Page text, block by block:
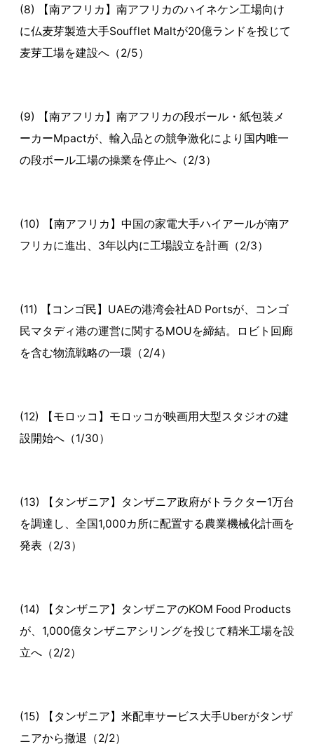
(8) 【南アフリカ】南アフリカのハイネケン工場向け
に仏麦芽製造大手Soufflet Maltが20億ランドを投じて
麦芽工場を建設へ（2/5）
(9) 【南アフリカ】南アフリカの段ボール・紙包装メ
ーカーMpactが、輸入品との競争激化により国内唯一
の段ボール工場の操業を停止へ（2/3）
(10) 【南アフリカ】中国の家電大手ハイアールが南ア
フリカに進出、3年以内に工場設立を計画（2/3）
(11) 【コンゴ民】UAEの港湾会社AD Portsが、コンゴ
民マタディ港の運営に関するMOUを締結。ロビト回廊
を含む物流戦略の一環（2/4）
(12) 【モロッコ】モロッコが映画用大型スタジオの建
設開始へ（1/30）
(13) 【タンザニア】タンザニア政府がトラクター1万台
を調達し、全国1,000カ所に配置する農業機械化計画を
発表（2/3）
(14) 【タンザニア】タンザニアのKOM Food Products
が、1,000億タンザニアシリングを投じて精米工場を設
立へ（2/2）
(15) 【タンザニア】米配車サービス大手Uberがタンザ
ニアから撤退（2/2）